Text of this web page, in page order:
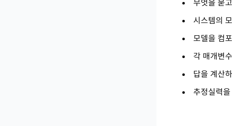
무엇을 묻
시스템의
모델을 컴
각 매개변
답을 계산
추정실력